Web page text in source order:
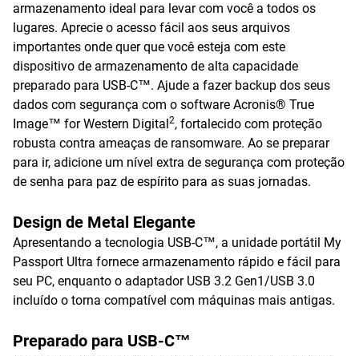
armazenamento ideal para levar com você a todos os
lugares. Aprecie o acesso fácil aos seus arquivos
importantes onde quer que você esteja com este
dispositivo de armazenamento de alta capacidade
preparado para USB-C™. Ajude a fazer backup dos seus
dados com segurança com o software Acronis® True
Image™ for Western Digital2, fortalecido com proteção
robusta contra ameaças de ransomware. Ao se preparar
para ir, adicione um nível extra de segurança com proteção
de senha para paz de espírito para as suas jornadas.
Design de Metal Elegante
Apresentando a tecnologia USB-C™, a unidade portátil My
Passport Ultra fornece armazenamento rápido e fácil para
seu PC, enquanto o adaptador USB 3.2 Gen1/USB 3.0
incluído o torna compatível com máquinas mais antigas.
Preparado para USB-C™